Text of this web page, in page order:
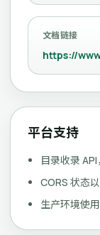
文档链接
https://
平台支持
目录收录
CORS 状态
生产环境使